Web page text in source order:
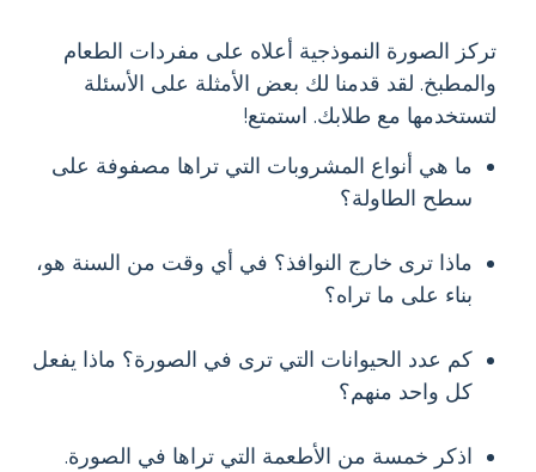
تركز الصورة النموذجية أعلاه على مفردات الطعام
والمطبخ. لقد قدمنا ​​لك بعض الأمثلة على الأسئلة
لتستخدمها مع طلابك. استمتع!
ما هي أنواع المشروبات التي تراها مصفوفة على
سطح الطاولة؟
ماذا ترى خارج النوافذ؟ في أي وقت من السنة هو،
بناء على ما تراه؟
كم عدد الحيوانات التي ترى في الصورة؟ ماذا يفعل
كل واحد منهم؟
اذكر خمسة من الأطعمة التي تراها في الصورة.